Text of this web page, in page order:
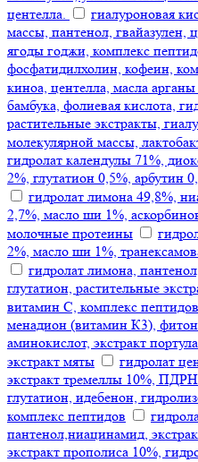
центелла.
гиалуроновая
массы, пантенол, гвайазулен,
ягоды годжи, комплекс
фосфатидилхолин, кофеин,
киноа, центелла, масла
бамбука, фолиевая кислота,
растительные экстракты,
молекулярной массы,
гидролат календулы 71%,
2%, глутатион 0,5%, арбутин
гидролат лимона 49,8%,
2,7%, масло ши 1%,
молочные протеины
2%, масло ши 1%,
гидролат лимона,
глутатион, растительные
витамин С, комплекс пептидов
менадион (витамин К3),
аминокислот, экстракт
экстракт мяты
гидролат
экстракт тремеллы 10%, ПДРН
глутатион, идебенон,
комплекс пептидов
пантенол,ниацинамид,
экстракт прополиса 10%,